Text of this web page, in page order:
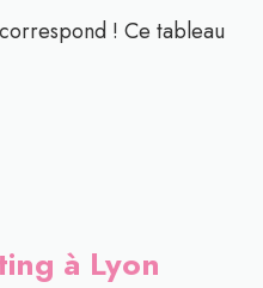
! Ce tableau
à Lyon